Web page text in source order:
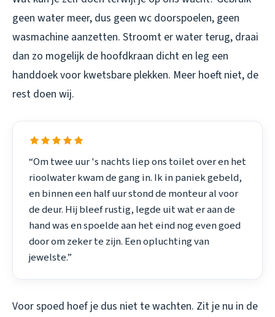
geen water meer, dus geen wc doorspoelen, geen
wasmachine aanzetten. Stroomt er water terug, draai
dan zo mogelijk de hoofdkraan dicht en leg een
handdoek voor kwetsbare plekken. Meer hoeft niet, de
rest doen wij.
“Om twee uur 's nachts liep ons toilet over en het
rioolwater kwam de gang in. Ik in paniek gebeld,
en binnen een half uur stond de monteur al voor
de deur. Hij bleef rustig, legde uit wat er aan de
hand was en spoelde aan het eind nog even goed
door om zeker te zijn. Een opluchting van
jewelste.”
Voor spoed hoef je dus niet te wachten. Zit je nu in de